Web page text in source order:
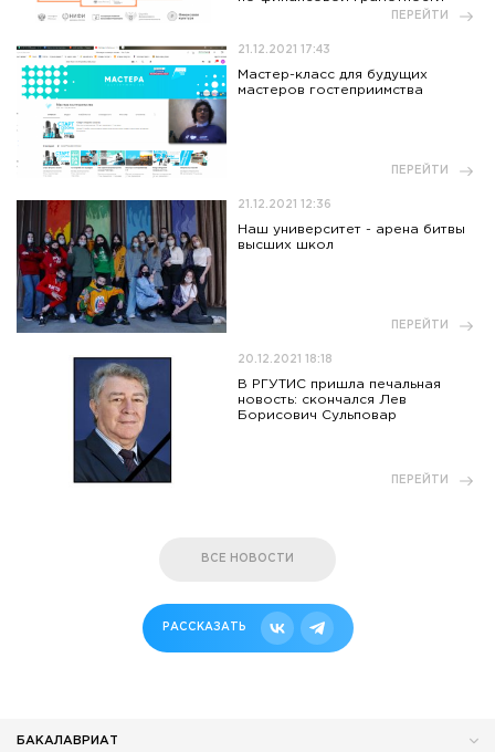
ПЕРЕЙТИ
21.12.2021 17:43
Мастер-класс для будущих
мастеров гостеприимства
ПЕРЕЙТИ
21.12.2021 12:36
Наш университет - арена битвы
высших школ
ПЕРЕЙТИ
20.12.2021 18:18
В РГУТИС пришла печальная
новость: скончался Лев
Борисович Сульповар
ПЕРЕЙТИ
ВСЕ НОВОСТИ
РАССКАЗАТЬ
БАКАЛАВРИАТ